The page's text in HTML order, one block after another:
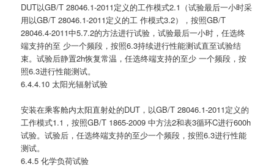
DUT以GB/T 28046.1-2011定义的工作模式2.1（试验最后一小时采
用以GB/T 28046.1-2011定义的工 作模式3.2），按照GB/T
28046.4-2011中5.7.2的方法进行试验，试验最后一小时，任选终
端支持的至 少一个频段，按照6.3持续进行性能测试直至试验结
束。试验后静置2h恢复常温，任选终端支持的至少 一个频段，按
照6.3进行性能测试。
6.4.4.10 太阳光辐射试验
安装在乘客舱内太阳直射处的DUT，以GB/T 28046.1-2011定义的
工作模式1.1，按照GB/T 1865-2009 中方法2和表3循环C进行600h
试验。试验后，任选终端支持的至少一个频段，按照6.3进行性能
测试。
6.4.5 化学负荷试验